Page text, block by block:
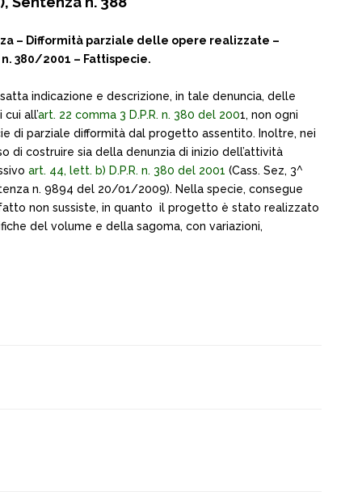
– Difformità parziale delle opere realizzate –
380/2001 – Fattispecie.
indicazione e descrizione, in tale denuncia, delle
all’art. 22 comma 3 D.P.R. n. 380 del 2001, non ogni
di parziale difformità dal progetto assentito. Inoltre, nei
di costruire sia della denunzia di inizio dell’attività
art. 44, lett. b) D.P.R. n. 380 del 2001 (Cass. Sez, 3^
n. 9894 del 20/01/2009). Nella specie, consegue
non sussiste, in quanto il progetto è stato realizzato
del volume e della sagoma, con variazioni,